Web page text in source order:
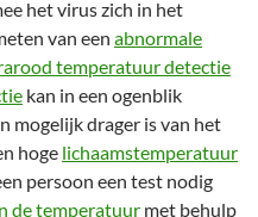
het virus zich in het
van een abnormale
temperatuur detectie
kan in een ogenblik
mogelijk drager is van het
hoge lichaamstemperatuur
persoon een test nodig
de temperatuur met behulp